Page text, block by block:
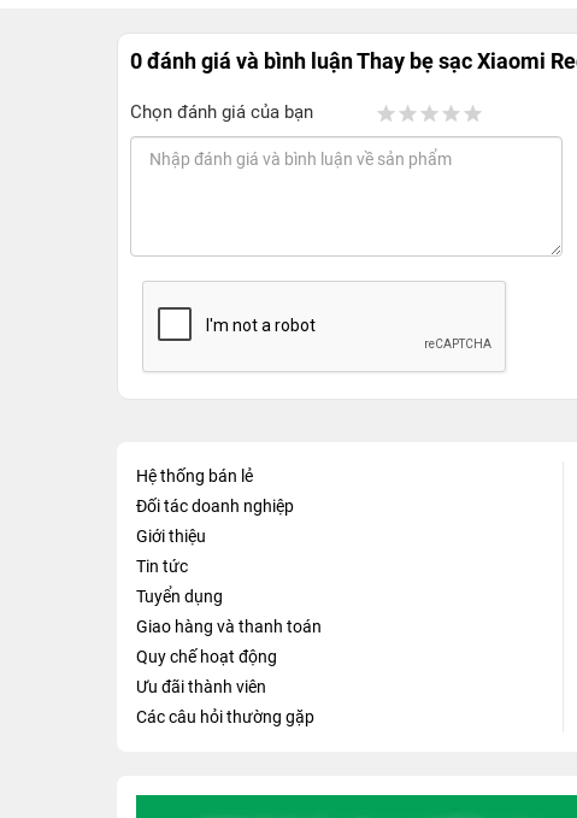
0 đánh giá và bình luậnThay bẹ sạc Xiaomi
Chọn đánh giá của bạn
Hệ thống bán lẻ
Đối tác doanh nghiệp
Giới thiệu
Tin tức
Tuyển dụng
Giao hàng và thanh toán
Quy chế hoạt động
Ưu đãi thành viên
Các câu hỏi thường gặp